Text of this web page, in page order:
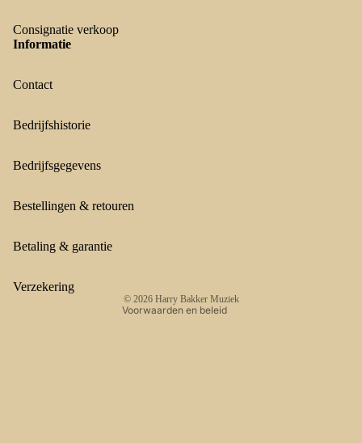
Consignatie verkoop
Informatie
Contact
Bedrijfshistorie
Bedrijfsgegevens
Bestellingen & retouren
Betaling & garantie
Verzekering
© 2026 Harry Bakker Muziek
Voorwaarden en beleid
Terugbetalingsbeleid
Algemene voorwaarden